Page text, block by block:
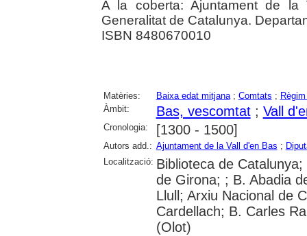
A la coberta: Ajuntament de la
Generalitat de Catalunya.
ISBN 8480670010
Matèries: Baixa edat mitjana; Comtats ;
Àmbit:
Bas, vescomtat; Vall
Cronologia: [1300 - 1500]
Autors add.: Ajuntament de la Vall d'en Bas ;
Localització: Biblioteca de
de Girona; ; B. Abadia
Llull; Arxiu Nacional de
Cardellach; B. Carles
(Olot)